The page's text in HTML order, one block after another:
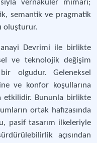
vernaküler mimari;
semantik ve pragmatik
oluşturur.
Devrimi ile birlikte
ve teknolojik değişim
olgudur. Geleneksel
ve konfor koşullarına
etkilidir. Bununla birlikte
ortak hafızasında
pasif tasarım ilkeleriyle
açısından